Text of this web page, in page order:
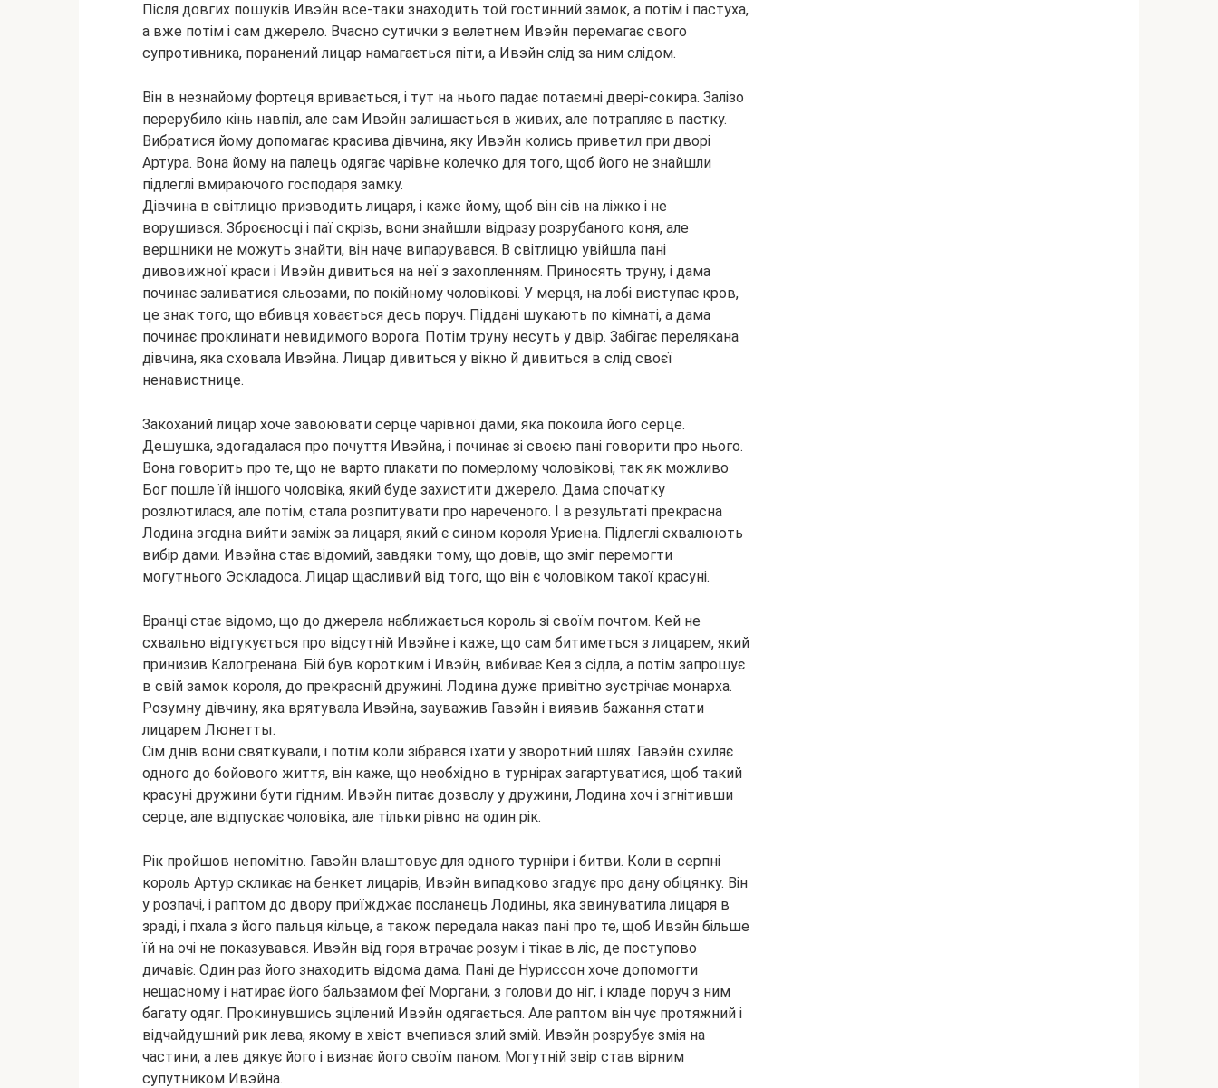
Після довгих пошуків Ивэйн все-таки знаходить той гостинний замок, а потім і пастуха,
а вже потім і сам джерело. Вчасно сутички з велетнем Ивэйн перемагає свого
супротивника, поранений лицар намагається піти, а Ивэйн слід за ним слідом.
Він в незнайому фортеця вривається, і тут на нього падає потаємні двері-сокира. Залізо
перерубило кінь навпіл, але сам Ивэйн залишається в живих, але потрапляє в пастку.
Вибратися йому допомагає красива дівчина, яку Ивэйн колись приветил при дворі
Артура. Вона йому на палець одягає чарівне колечко для того, щоб його не знайшли
підлеглі вмираючого господаря замку.
Дівчина в світлицю призводить лицаря, і каже йому, щоб він сів на ліжко і не
ворушився. Зброєносці і паї скрізь, вони знайшли відразу розрубаного коня, але
вершники не можуть знайти, він наче випарувався. В світлицю увійшла пані
дивовижної краси і Ивэйн дивиться на неї з захопленням. Приносять труну, і дама
починає заливатися сльозами, по покійному чоловікові. У мерця, на лобі виступає кров,
це знак того, що вбивця ховається десь поруч. Піддані шукають по кімнаті, а дама
починає проклинати невидимого ворога. Потім труну несуть у двір. Забігає перелякана
дівчина, яка сховала Ивэйна. Лицар дивиться у вікно й дивиться в слід своєї
ненавистнице.
Закоханий лицар хоче завоювати серце чарівної дами, яка покоила його серце.
Дешушка, здогадалася про почуття Ивэйна, і починає зі своєю пані говорити про нього.
Вона говорить про те, що не варто плакати по померлому чоловікові, так як можливо
Бог пошле їй іншого чоловіка, який буде захистити джерело. Дама спочатку
розлютилася, але потім, стала розпитувати про нареченого. І в результаті прекрасна
Лодина згодна вийти заміж за лицаря, який є сином короля Уриена. Підлеглі схвалюють
вибір дами. Ивэйна стає відомий, завдяки тому, що довів, що зміг перемогти
могутнього Эскладоса. Лицар щасливий від того, що він є чоловіком такої красуні.
Вранці стає відомо, що до джерела наближається король зі своїм почтом. Кей не
схвально відгукується про відсутній Ивэйне і каже, що сам битиметься з лицарем, який
принизив Калогренана. Бій був коротким і Ивэйн, вибиває Кея з сідла, а потім запрошує
в свій замок короля, до прекрасній дружині. Лодина дуже привітно зустрічає монарха.
Розумну дівчину, яка врятувала Ивэйна, зауважив Гавэйн і виявив бажання стати
лицарем Люнетты.
Сім днів вони святкували, і потім коли зібрався їхати у зворотний шлях. Гавэйн схиляє
одного до бойового життя, він каже, що необхідно в турнірах загартуватися, щоб такий
красуні дружини бути гідним. Ивэйн питає дозволу у дружини, Лодина хоч і згнітивши
серце, але відпускає чоловіка, але тільки рівно на один рік.
Рік пройшов непомітно. Гавэйн влаштовує для одного турніри і битви. Коли в серпні
король Артур скликає на бенкет лицарів, Ивэйн випадково згадує про дану обіцянку. Він
у розпачі, і раптом до двору приїжджає посланець Лодины, яка звинуватила лицаря в
зраді, і пхала з його пальця кільце, а також передала наказ пані про те, щоб Ивэйн більше
їй на очі не показувався. Ивэйн від горя втрачає розум і тікає в ліс, де поступово
дичавіє. Один раз його знаходить відома дама. Пані де Нуриссон хоче допомогти
нещасному і натирає його бальзамом феї Моргани, з голови до ніг, і кладе поруч з ним
багату одяг. Прокинувшись зцілений Ивэйн одягається. Але раптом він чує протяжний і
відчайдушний рик лева, якому в хвіст вчепився злий змій. Ивэйн розрубує змія на
частини, а лев дякує його і визнає його своїм паном. Могутній звір став вірним
супутником Ивэйна.